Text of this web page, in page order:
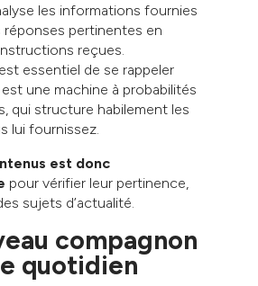
les informations fournies
pertinentes en
reçues.
essentiel de se rappeler
une machine à probabilités
qui structure habilement les
lui fournissez.
est donc
pour vérifier leur pertinence,
sujets d’actualité.
compagnon
quotidien